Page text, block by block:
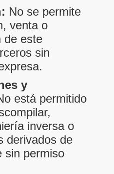
No se permite
venta o
de este
sin
y
está permitido
inversa o
derivados de
sin permiso